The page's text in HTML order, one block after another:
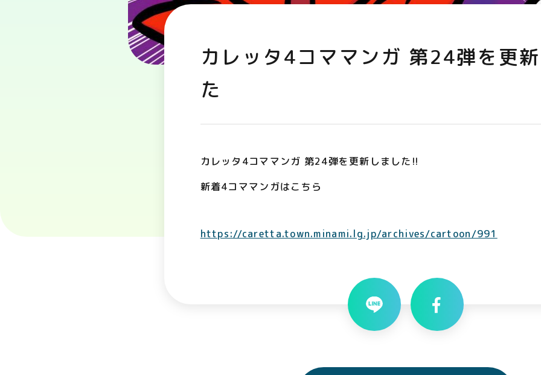
カレッタ4コママンガ 第24弾を更
た
カレッタ4コママンガ 第24弾を更新しました!!
新着4コママンガはこちら
https://caretta.town.minami.lg.jp/archives/cartoon/991